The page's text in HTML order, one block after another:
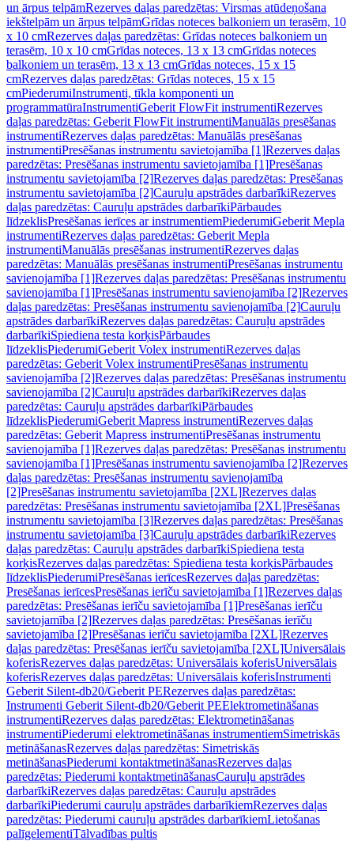
un ārpus telpāmRezerves daļas paredzētas: Virsmas atūdeņošana
iekštelpām un ārpus telpāmGrīdas noteces balkoniem un terasēm, 10
x 10 cmRezerves daļas paredzētas: Grīdas noteces balkoniem un
terasēm, 10 x 10 cmGrīdas noteces, 13 x 13 cmGrīdas noteces
balkoniem un terasēm, 13 x 13 cmGrīdas noteces, 15 x 15
cmRezerves daļas paredzētas: Grīdas noteces, 15 x 15
cmPiederumiInstrumenti, tīkla komponenti un
programmatūraInstrumentiGeberit FlowFit instrumentiRezerves
daļas paredzētas: Geberit FlowFit instrumentiManuālās presēšanas
instrumentiRezerves daļas paredzētas: Manuālās presēšanas
instrumentiPresēšanas instrumentu savietojamība [1]Rezerves daļas
paredzētas: Presēšanas instrumentu savietojamība [1]Presēšanas
instrumentu savietojamība [2]Rezerves daļas paredzētas: Presēšanas
instrumentu savietojamība [2]Cauruļu apstrādes darbarīkiRezerves
daļas paredzētas: Cauruļu apstrādes darbarīkiPārbaudes
līdzeklisPresēšanas ierīces ar instrumentiemPiederumiGeberit Mepla
instrumentiRezerves daļas paredzētas: Geberit Mepla
instrumentiManuālās presēšanas instrumentiRezerves daļas
paredzētas: Manuālās presēšanas instrumentiPresēšanas instrumentu
savienojamība [1]Rezerves daļas paredzētas: Presēšanas instrumentu
savienojamība [1]Presēšanas instrumentu savienojamība [2]Rezerves
daļas paredzētas: Presēšanas instrumentu savienojamība [2]Cauruļu
apstrādes darbarīkiRezerves daļas paredzētas: Cauruļu apstrādes
darbarīkiSpiediena testa korķisPārbaudes
līdzeklisPiederumiGeberit Volex instrumentiRezerves daļas
paredzētas: Geberit Volex instrumentiPresēšanas instrumentu
savienojamība [2]Rezerves daļas paredzētas: Presēšanas instrumentu
savienojamība [2]Cauruļu apstrādes darbarīkiRezerves daļas
paredzētas: Cauruļu apstrādes darbarīkiPārbaudes
līdzeklisPiederumiGeberit Mapress instrumentiRezerves daļas
paredzētas: Geberit Mapress instrumentiPresēšanas instrumentu
savienojamība [1]Rezerves daļas paredzētas: Presēšanas instrumentu
savienojamība [1]Presēšanas instrumentu savienojamība [2]Rezerves
daļas paredzētas: Presēšanas instrumentu savienojamība
[2]Presēšanas instrumentu savietojamība [2XL]Rezerves daļas
paredzētas: Presēšanas instrumentu savietojamība [2XL]Presēšanas
instrumentu savietojamība [3]Rezerves daļas paredzētas: Presēšanas
instrumentu savietojamība [3]Cauruļu apstrādes darbarīkiRezerves
daļas paredzētas: Cauruļu apstrādes darbarīkiSpiediena testa
korķisRezerves daļas paredzētas: Spiediena testa korķisPārbaudes
līdzeklisPiederumiPresēšanas ierīcesRezerves daļas paredzētas:
Presēšanas ierīcesPresēšanas ierīču savietojamība [1]Rezerves daļas
paredzētas: Presēšanas ierīču savietojamība [1]Presēšanas ierīču
savietojamība [2]Rezerves daļas paredzētas: Presēšanas ierīču
savietojamība [2]Presēšanas ierīču savietojamība [2XL]Rezerves
daļas paredzētas: Presēšanas ierīču savietojamība [2XL]Universālais
koferisRezerves daļas paredzētas: Universālais koferisUniversālais
koferisRezerves daļas paredzētas: Universālais koferisInstrumenti
Geberit Silent-db20/Geberit PERezerves daļas paredzētas:
Instrumenti Geberit Silent-db20/Geberit PEElektrometināšanas
instrumentiRezerves daļas paredzētas: Elektrometināšanas
instrumentiPiederumi elektrometināšanas instrumentiemSimetriskās
metināšanasRezerves daļas paredzētas: Simetriskās
metināšanasPiederumi kontaktmetināšanasRezerves daļas
paredzētas: Piederumi kontaktmetināšanasCauruļu apstrādes
darbarīkiRezerves daļas paredzētas: Cauruļu apstrādes
darbarīkiPiederumi cauruļu apstrādes darbarīkiemRezerves daļas
paredzētas: Piederumi cauruļu apstrādes darbarīkiemLietošanas
palīgelementiTālvadības pultis